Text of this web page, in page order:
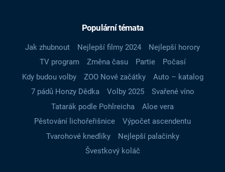
Populární témata
Jak zhubnout Nejlepší filmy 2024
Nejlepší horory
TV program
Změna času Partie
Počasí
Kdy budou volby
ZOO Nové začátky
Auto – katalog
7 pádů Honzy Dědka
Volby 2025
Svařené víno
Tatarák podle Pohlreicha
Aloe vera
Pěstování lichořeřišnice
Výpočet ascendentu
Tvarohové knedlíky
Nejlepší palačinky
Švestkový koláč